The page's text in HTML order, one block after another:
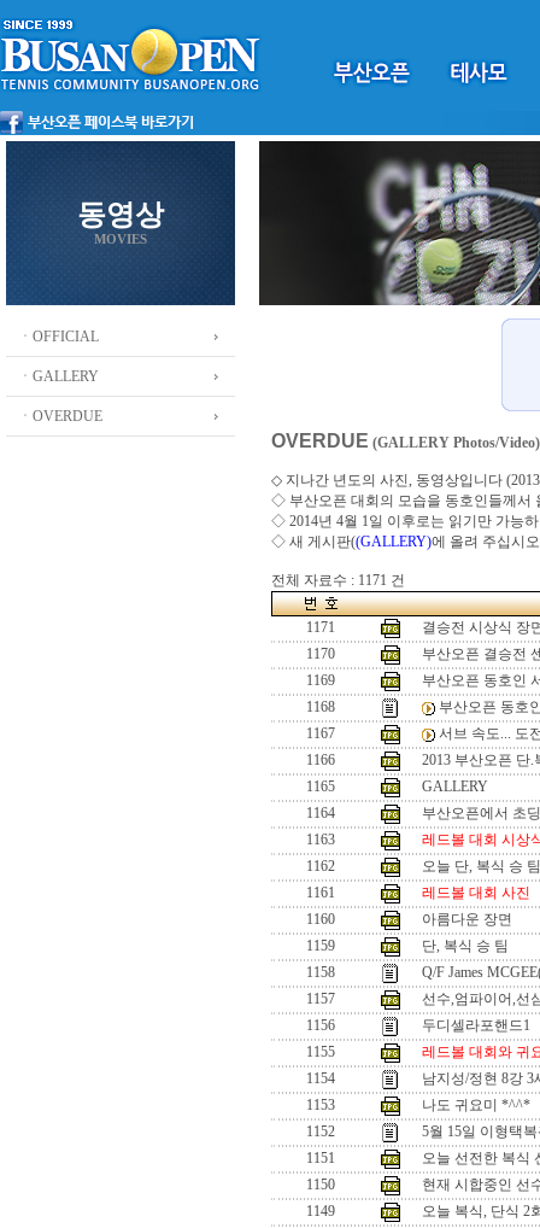
동영상
MOVIES
ㆍOFFICIAL
ㆍGALLERY
ㆍOVERDUE
OVERDUE (GALLERY Photos/Video)
◇ 지나간 년도의 사진, 동영상입니다
◇ 부산오픈 대회의 모습을 동호인들께서
◇ 2014년 4월 1일 이후로는 읽기만 가능
◇ 새 게시판((GALLERY)에 올려 주십시오
전체 자료수 : 1171 건
1171
결승전 시상식 장
1170
부산오픈 결승전
1169
부산오픈 동호인
1168
부산오픈 동호
1167
서브 속도... 도
1166
2013 부산오픈 단
1165
GALLERY
1164
부산오픈에서 초
1163
레드볼 대회 시상
1162
오늘 단, 복식 승 팀
1161
레드볼 대회 사진
1160
아름다운 장면
1159
단, 복식 승 팀
1158
Q/F James
1157
선수,엄파이어,선
1156
두디셀라포핸드1
1155
레드볼 대회와 귀
1154
남지성/정현 8강 3
1153
나도 귀요미 *^^*
1152
5월 15일 이형택
1151
오늘 선전한 복식
1150
현재 시합중인 선
1149
오늘 복식, 단식 2